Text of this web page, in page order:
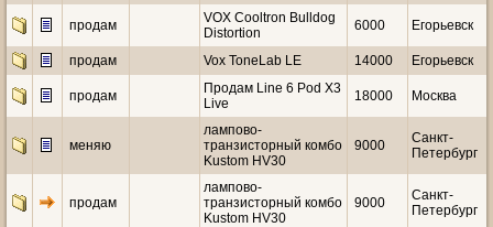
продам
VOX Cooltron Bulldog
Distortion
6000 Егорьевск
продам Vox ToneLab LE 14000 Егорьевск
продам
Продам Line 6 Pod X3
Live
18000 Москва
меняю
лампово-
транзисторный комбо
Kustom HV30
9000
Санкт-
Петербург
продам
лампово-
транзисторный комбо
Kustom HV30
9000
Санкт-
Петербург